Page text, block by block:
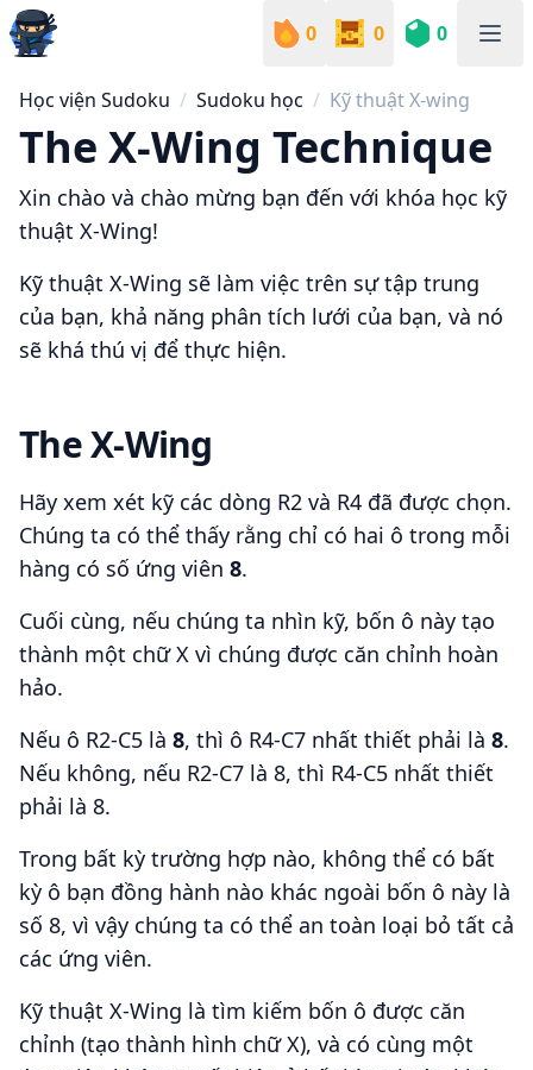
0 0 0
Học viện Sudoku Sudoku học Kỹ thuật X-wing
The X-Wing Technique
Xin chào và chào mừng bạn đến với khóa học kỹ
thuật X-Wing!
Kỹ thuật X-Wing sẽ làm việc trên sự tập trung
của bạn, khả năng phân tích lưới của bạn, và nó
sẽ khá thú vị để thực hiện.
The X-Wing
Hãy xem xét kỹ các dòng R2 và R4 đã được chọn.
Chúng ta có thể thấy rằng chỉ có hai ô trong mỗi
hàng có số ứng viên 8.
Cuối cùng, nếu chúng ta nhìn kỹ, bốn ô này tạo
thành một chữ X vì chúng được căn chỉnh hoàn
hảo.
Nếu ô R2-C5 là 8, thì ô R4-C7 nhất thiết phải là 8.
Nếu không, nếu R2-C7 là 8, thì R4-C5 nhất thiết
phải là 8.
Trong bất kỳ trường hợp nào, không thể có bất
kỳ ô bạn đồng hành nào khác ngoài bốn ô này là
số 8, vì vậy chúng ta có thể an toàn loại bỏ tất cả
các ứng viên.
Kỹ thuật X-Wing là tìm kiếm bốn ô được căn
chỉnh (tạo thành hình chữ X), và có cùng một